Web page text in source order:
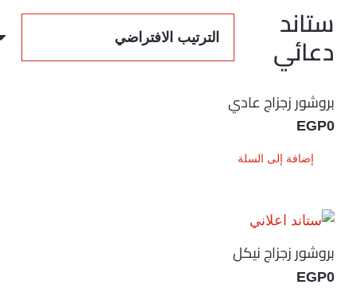
ستاند
دعائي
بروشور زجزاج عادي
EGP0
إضافة إلى السلة
بروشور زجزاج نيكل
EGP0